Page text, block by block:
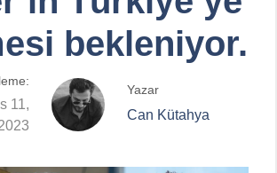
bekleniyor.
11,
Yazar
Can Kütahya